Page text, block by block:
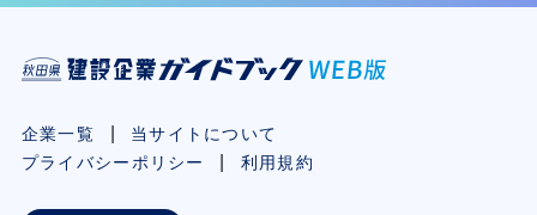
企業一覧
当サイトについて
プライバシーポリシー
利用規約